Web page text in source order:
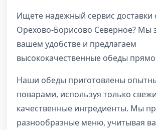
Ищете надежный сервис доставки
Орехово-Борисово Северное? Мы
вашем удобстве и предлагаем
высококачественные обеды
Наши обеды приготовлены
поварами, используя только
качественные ингредиенты. Мы
разнообразные меню, учитывая